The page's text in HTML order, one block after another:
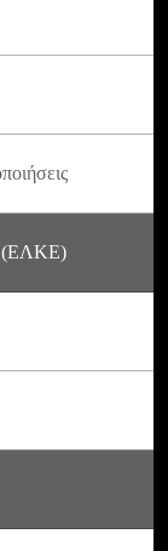
(ΕΛΚΕ)